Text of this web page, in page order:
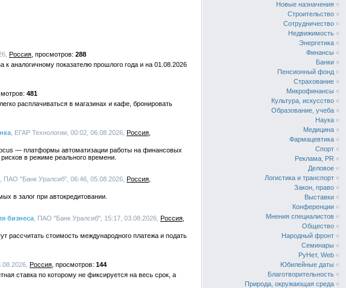
Россия
288
аналогичному показателю прошлого года и на 01.08.2026
481
расплачиваться в магазинах и кафе, бронировать
, ЕГАР Технологии, 00:02, 06.08.2026, Россия
— платформы автоматизации работы на финансовых
в режиме реального времени.
, ПАО "Банк Уралсиб", 06:46, 05.08.2026, Россия
в залог при автокредитовании.
бизнеса , ПАО "Банк Уралсиб", 15:17, 03.08.2026, Россия
рассчитать стоимость международного платежа и подать
Россия
144
ставка по которому не фиксируется на весь срок, а
Новые назначения «
Строительство «
Сотрудничество «
Недвижимость «
Энергетика «
Финансы «
Банки «
Пенсионный фонд «
Страхование «
Микрофинансы «
Культура, искусство «
Образование, учеба «
Наука «
Медицина «
Фармацевтика «
Спорт «
Реклама, PR «
Деловое «
Логистика и транспорт «
Закон, право «
Выставки «
Конференции «
Мнения специалистов «
Общество «
Народный фронт «
Семинары «
РуНет, Web «
Юбилейные даты «
Благотворительность «
Природа, окружающая среда «